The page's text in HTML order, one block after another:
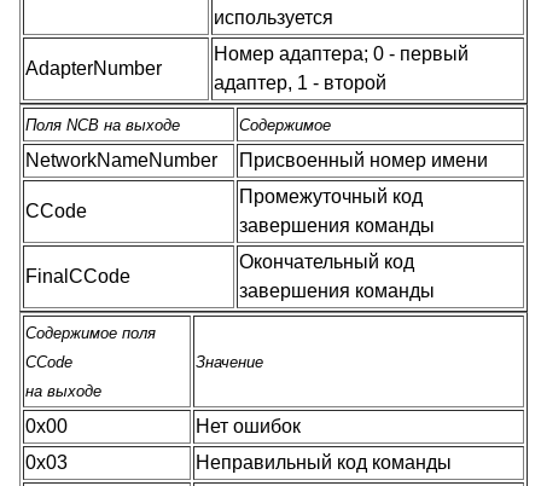
используется
AdapterNumber
Номер адаптера; 0 - первый
адаптер, 1 - второй
Поля NCB на выходе Содержимое
NetworkNameNumber Присвоенный номер имени
CCode
Промежуточный код
завершения команды
FinalCCode
Окончательный код
завершения команды
Содержимое поля
CCode
на выходе
Значение
0x00
Нет ошибок
0x03
Неправильный код команды